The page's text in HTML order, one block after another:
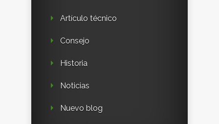
Artículo técnico
Consejo
Historia
Noticias
Nuevo blog